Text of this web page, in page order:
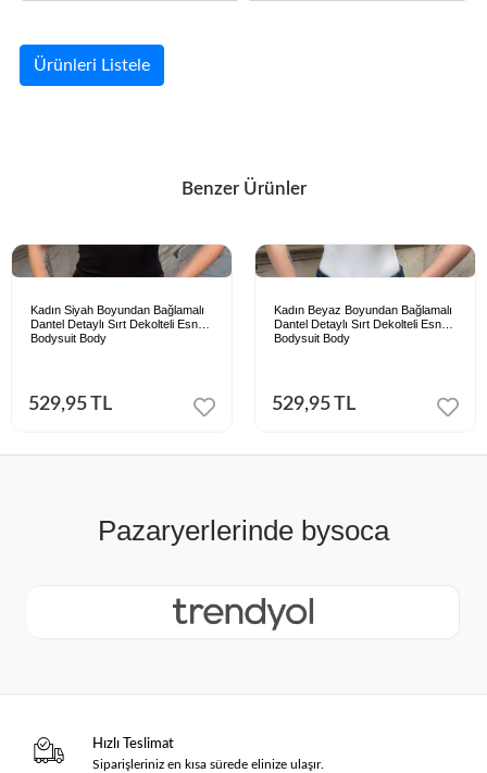
Ürünleri Listele
Benzer Ürünler
Kadın Siyah Boyundan Bağlamalı
Dantel Detaylı Sırt Dekolteli Esnek
Bodysuit Body
529,95 TL
Kadın Beyaz Boyundan Bağlamalı
Dantel Detaylı Sırt Dekolteli Esnek
Bodysuit Body
529,95 TL
Hızlı Teslimat
Siparişleriniz en kısa sürede elinize ulaşır.